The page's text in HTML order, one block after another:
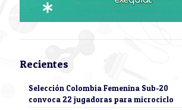
Recientes
Selección Colombia Femenina Sub-20
convoca 22 jugadoras para microciclo